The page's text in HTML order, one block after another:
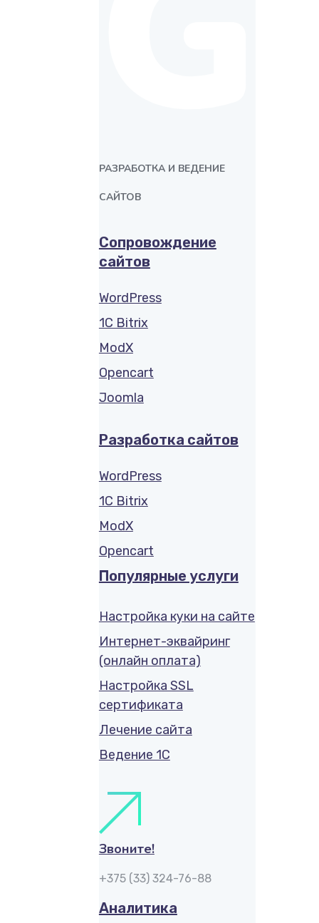
РАЗРАБОТКА И ВЕДЕНИЕ
САЙТОВ
Сопровождение
сайтов
WordPress
1C Bitrix
ModX
Opencart
Joomla
Разработка сайтов
WordPress
1C Bitrix
ModX
Opencart
Популярные услуги
Настройка куки на сайте
Интернет-эквайринг
(онлайн оплата)
Настройка SSL
сертификата
Лечение сайта
Ведение 1С
Звоните!
+375 (33) 324-76-88
Аналитика